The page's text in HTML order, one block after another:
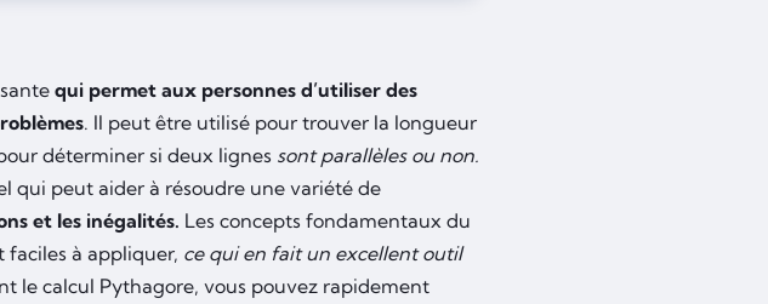
qui permet aux personnes d’utiliser des
. Il peut être utilisé pour trouver la longueur
déterminer si deux lignes sont parallèles ou non.
qui peut aider à résoudre une variété de
et les inégalités. Les concepts fondamentaux du
faciles à appliquer, ce qui en fait un excellent outil
le calcul Pythagore, vous pouvez rapidement